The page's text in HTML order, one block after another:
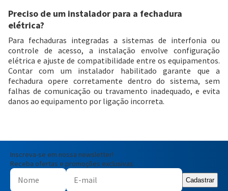
Preciso de um instalador para a fechadura
elétrica?
Para fechaduras integradas a sistemas de interfonia ou
controle de acesso, a instalação envolve configuração
elétrica e ajuste de compatibilidade entre os equipamentos.
Contar com um instalador habilitado garante que a
fechadura opere corretamente dentro do sistema, sem
falhas de comunicação ou travamento inadequado, e evita
danos ao equipamento por ligação incorreta.
Inscreva-se em nossa newsletter!
Receba ofertas e promoções exclusivas
Cadastrar